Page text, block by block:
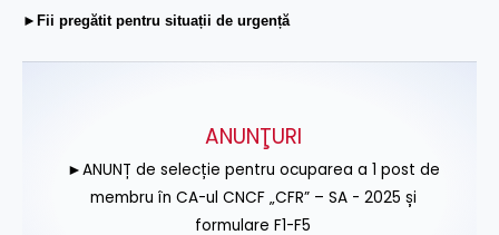
►Fii pregătit pentru situații de urgență
ANUNŢURI
►ANUNȚ de selecție pentru ocuparea a 1 post de
membru în CA-ul CNCF „CFR” – SA - 2025 și
formulare F1-F5